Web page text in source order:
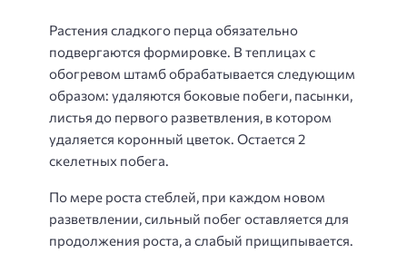
Растения сладкого перца обязательно
подвергаются формировке. В теплицах с
обогревом штамб обрабатывается следующим
образом: удаляются боковые побеги, пасынки,
листья до первого разветвления, в котором
удаляется коронный цветок. Остается 2
скелетных побега.
По мере роста стеблей, при каждом новом
разветвлении, сильный побег оставляется для
продолжения роста, а слабый прищипывается.